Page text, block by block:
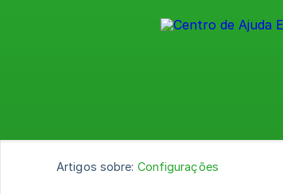
Artigos sobre: Configurações